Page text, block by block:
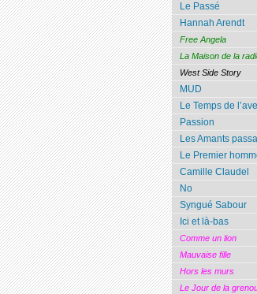
Le Passé
Hannah Arendt
Free Angela
La Maison de la
West Side Story
MUD
Le Temps de
Passion
Les Amants
Le Premier
Camille Claudel
No
Syngué Sabour
Ici et là-bas
Comme un lion
Mauvaise fille
Hors les murs
Le Jour de la